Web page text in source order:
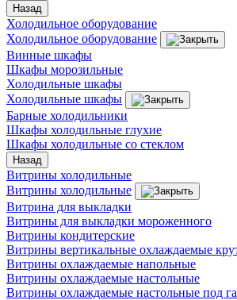
Назад
Холодильное оборудование
Холодильное оборудование
Винные шкафы
Шкафы морозильные
Холодильные шкафы
Холодильные шкафы
Барные холодильники
Шкафы холодильные глухие
Шкафы холодильные со стеклом
Назад
Витрины холодильные
Витрины холодильные
Витрина для выкладки
Витрины для выкладки мороженного
Витрины кондитерские
Витрины вертикальные охлаждаемые
Витрины охлаждаемые напольные
Витрины охлаждаемые настольные
Витрины охлаждаемые настольные под